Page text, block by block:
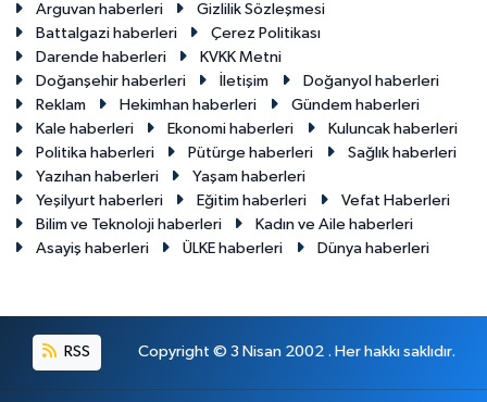
Arguvan haberleri
Gizlilik Sözleşmesi
Battalgazi haberleri
Çerez Politikası
Darende haberleri
KVKK Metni
Doğanşehir haberleri
İletişim
Doğanyol haberleri
Reklam
Hekimhan haberleri
Gündem haberleri
Kale haberleri
Ekonomi haberleri
Kuluncak haberleri
Politika haberleri
Pütürge haberleri
Sağlık haberleri
Yazıhan haberleri
Yaşam haberleri
Yeşilyurt haberleri
Eğitim haberleri
Vefat Haberleri
Bilim ve Teknoloji haberleri
Kadın ve Aile haberleri
Asayiş haberleri
ÜLKE haberleri Dünya haberleri
RSS Copyright © 3 Nisan 2002 . Her hakkı saklıdır.